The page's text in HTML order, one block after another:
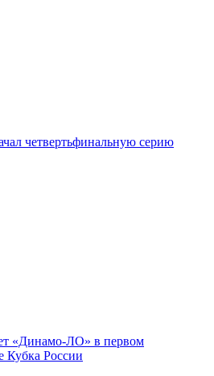
четвертьфинальную серию
«Динамо-ЛО» в первом
Кубка России